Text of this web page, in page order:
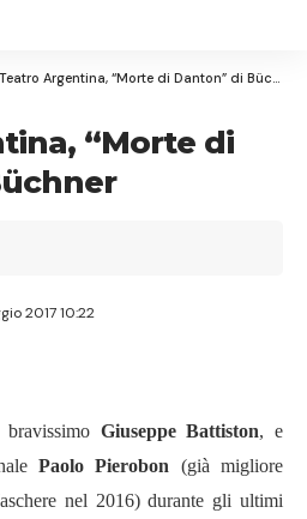
Resizer
Teatro Argentina, “Morte di Danton” di Büchner
“Morte di
2017 10:22
Giuseppe Battiston, e
Paolo Pierobon (già migliore
nel 2016) durante gli ultimi